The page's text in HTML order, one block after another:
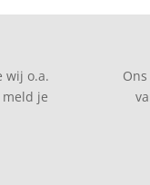
wij o.a.
je